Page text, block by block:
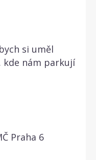
si uměl
kde nám parkují
Praha 6